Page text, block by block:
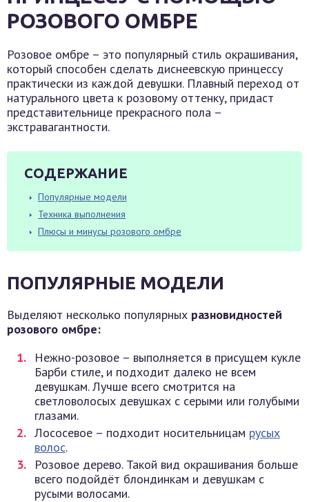
РОЗОВОГО ОМБРЕ
Розовое омбре – это популярный стиль окрашивания,
который способен сделать диснеевскую принцессу
практически из каждой девушки. Плавный переход от
натурального цвета к розовому оттенку, придаст
представительнице прекрасного пола –
экстравагантности.
СОДЕРЖАНИЕ
Популярные модели
Техника выполнения
Плюсы и минусы розового омбре
ПОПУЛЯРНЫЕ МОДЕЛИ
Выделяют несколько популярных разновидностей
розового омбре:
Нежно-розовое – выполняется в присущем кукле
Барби стиле, и подходит далеко не всем
девушкам. Лучше всего смотрится на
светловолосых девушках с серыми или голубыми
глазами.
Лососевое – подходит носительницам русых
волос.
Розовое дерево. Такой вид окрашивания больше
всего подойдёт блондинкам и девушкам с
русыми волосами.